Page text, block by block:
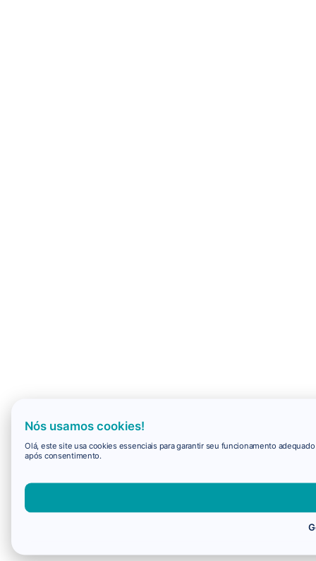
Nós usamos cookies!
Olá, este site usa cookies essenciais para garantir seu funcionamento
após consentimento.